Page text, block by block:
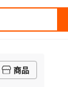
商品